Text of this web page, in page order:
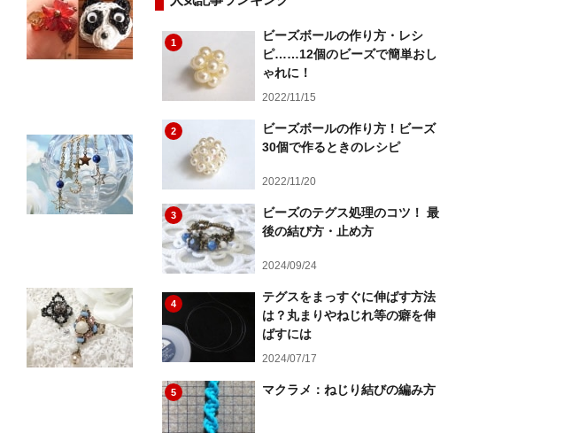
1
ビーズボールの作り方・レシ
ピ……12個のビーズで簡単おし
ゃれに！
2022/11/15
2
ビーズボールの作り方！ビーズ
30個で作るときのレシピ
2022/11/20
3
ビーズのテグス処理のコツ！ 最
後の結び方・止め方
2024/09/24
4
テグスをまっすぐに伸ばす方法
は？丸まりやねじれ等の癖を伸
ばすには
2024/07/17
5 マクラメ：ねじり結びの編み方